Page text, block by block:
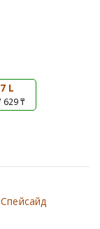
L
629 ₸
Спейсайд